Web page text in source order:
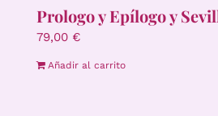
Prologo y Epílogo y
79,00 €
Añadir al carrito